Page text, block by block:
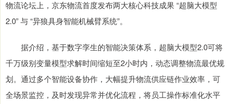
物流论坛上，京东物流首度发布两大核心科技成果 “超脑大模型
2.0” 与 “异狼具身智能机械臂系统”。
据介绍，基于数字孪生的智能决策体系，超脑大模型2.0可将
千万级别变量模型求解时间缩短至2小时内，动态调整物流最优规
划。通过多个智能设备协作，大幅提升物流供应链作业效率，可
全场景监控，及时发现异常并优化流程，将员工操作标准化水平